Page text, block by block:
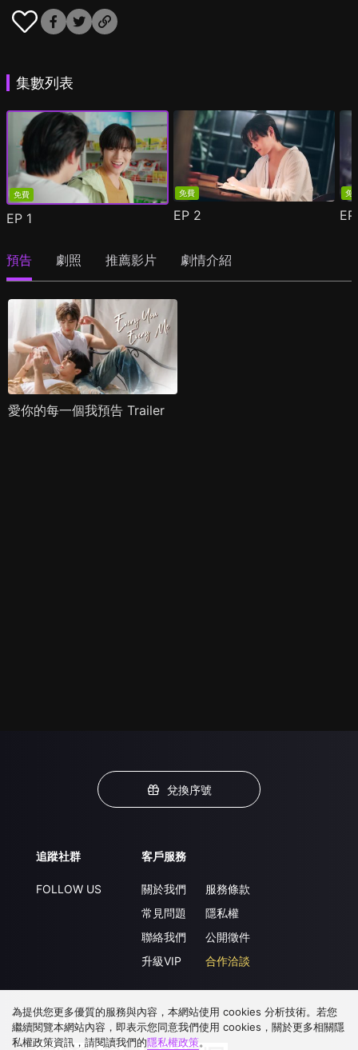
集數列表
免費
EP 1
免費
EP 2
免
預告 劇照 推薦影片 劇情介紹
愛你的每一個我預告 Trailer
兌換序號
追蹤社群
FOLLOW US
客戶服務
關於我們
常見問題
聯絡我們
升級VIP
服務條款
隱私權
公開徵件
合作洽談
下載 APP
為提供您更多優質的服務與內容，本網站使用 cookies 分析技術。若您
繼續閱覽本網站內容，即表示您同意我們使用 cookies，關於更多相關隱
私權政策資訊，請閱讀我們的隱私權政策。